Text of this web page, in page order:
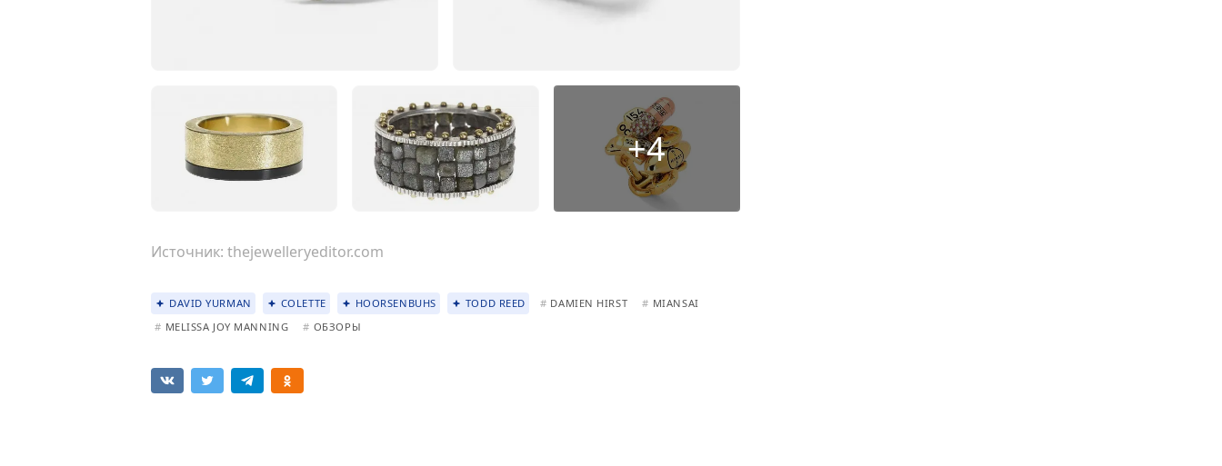
+4
Источник: thejewelleryeditor.com
DAVID YURMAN COLETTE HOORSENBUHS TODD REED # DAMIEN HIRST # MIANSAI
# MELISSA JOY MANNING # ОБЗОРЫ